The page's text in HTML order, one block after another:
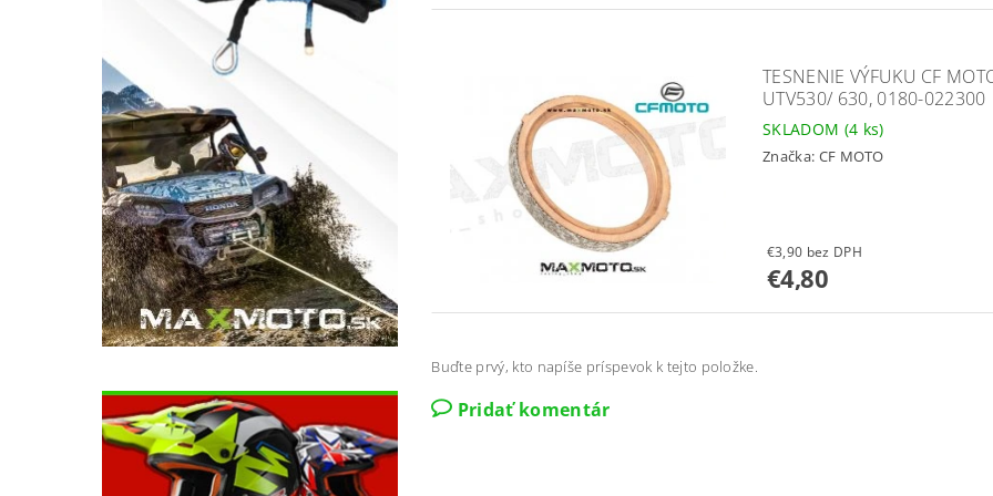
TESNENIE VÝFUKU CF
UTV530/ 630, 0180-022300
SKLADOM (4 ks)
Značka: CF MOTO
€3,90 bez DPH
€4,80
Buďte prvý, kto napíše príspevok k tejto položke.
Pridať komentár